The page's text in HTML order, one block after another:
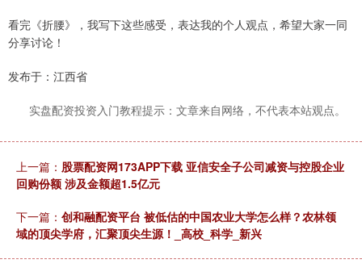
看完《折腰》，我写下这些感受，表达我的个人观点，希望大家一同
分享讨论！
发布于：江西省
实盘配资投资入门教程提示：文章来自网络，不代表本站观点。
上一篇： 股票配资网173APP下载 亚信安全子公司减资与控股企业
回购份额 涉及金额超1.5亿元
下一篇： 创和融配资平台 被低估的中国农业大学怎么样？农林领
域的顶尖学府，汇聚顶尖生源！_高校_科学_新兴